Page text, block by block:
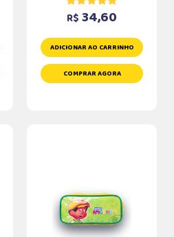
R$ 34,60
ADICIONAR AO CARRINHO
COMPRAR AGORA